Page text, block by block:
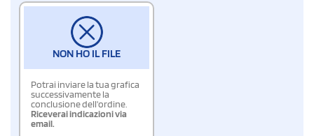
NON HO IL FILE
Potrai inviare la tua grafica
successivamente la
conclusione dell'ordine.
Riceverai indicazioni via
email.